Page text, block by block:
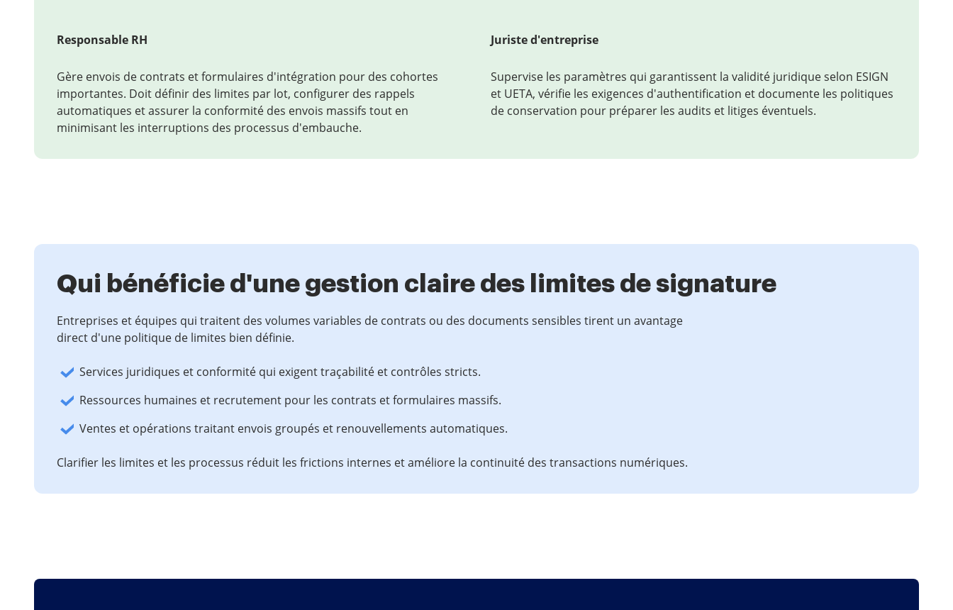
Responsable RH
Gère envois de contrats et formulaires d'intégration pour des cohortes
importantes. Doit définir des limites par lot, configurer des rappels
automatiques et assurer la conformité des envois massifs tout en
minimisant les interruptions des processus d'embauche.
Juriste d'entreprise
Supervise les paramètres qui garantissent la validité juridique selon ESIGN
et UETA, vérifie les exigences d'authentification et documente les politiques
de conservation pour préparer les audits et litiges éventuels.
Qui bénéficie d'une gestion claire des limites de signature
Entreprises et équipes qui traitent des volumes variables de contrats ou des documents sensibles tirent un avantage
direct d'une politique de limites bien définie.
Services juridiques et conformité qui exigent traçabilité et contrôles stricts.
Ressources humaines et recrutement pour les contrats et formulaires massifs.
Ventes et opérations traitant envois groupés et renouvellements automatiques.
Clarifier les limites et les processus réduit les frictions internes et améliore la continuité des transactions numériques.